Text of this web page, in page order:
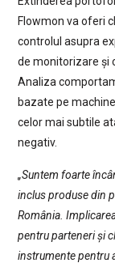
Flowmon va oferi
controlul asupra
de monitorizare și
Analiza
bazate pe
celor mai subtile
negativ.
„Suntem foarte
inclus produse din
România.
pentru parteneri și
instrumente pentru